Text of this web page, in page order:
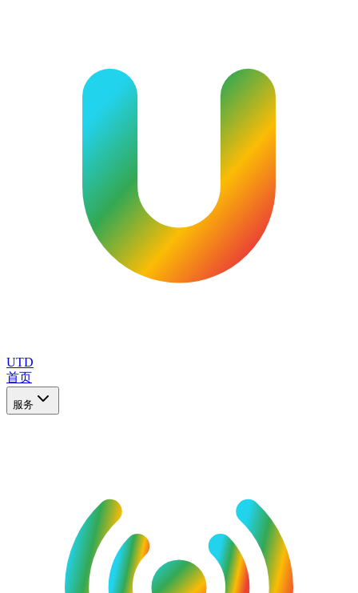
UTD
首页
服务